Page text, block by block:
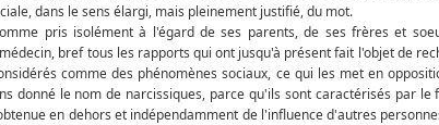
dans le sens élargi, mais pleinement justifié, du mot.
pris isolément à l'égard de ses parents, de ses frères et
bref tous les rapports qui ont jusqu'à présent fait l'objet de
comme des phénomènes sociaux, ce qui les met en
donné le nom de narcissiques, parce qu'ils sont caractérisés par
en dehors et indépendamment de l'influence d'autres